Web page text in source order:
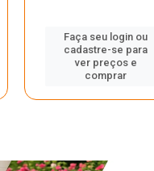
Faça seu login ou
cadastre-se para
ver preços e
comprar